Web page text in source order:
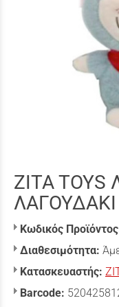
ZITA
ΛΑΓΟΥΔΑΚΙ
Κωδικός
Διαθεσιμότητα:
Κατασκευαστής:
Barcode: